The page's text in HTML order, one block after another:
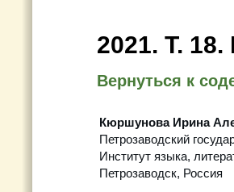
2021. Т.
Вернуться к
Кюршунова Ирина
Петрозаводский
Институт языка,
Петрозаводск, Россия